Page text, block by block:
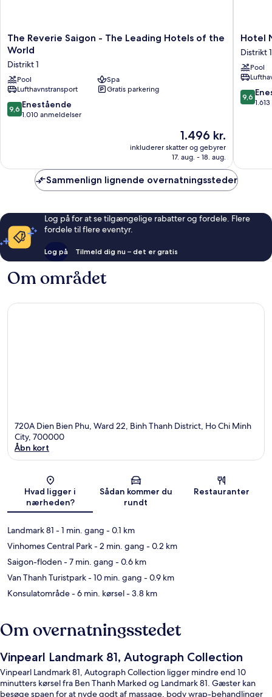
The
Reverie
-
The
Leading
Hotels
of
The Reverie Saigon - The Leading Hotels of the
World
Distrikt 1
Pool
Spa
Lufthavnstransport
Gratis parkering
9.6
ud
anmeldelser
9,6 Enestående
1.010 anmeldelser
Prisen
er
1.496 kr.
1.496 kr.
inkluderer skatter og gebyrer
17. aug. - 18. aug.
Hotel
Nikko
Saigon
Distrikt
1
Hotel
Distrikt 1
Pool
9.6
ud
9,6
Sammenlign lignende overnatningssteder
Log på for at se tilgængelige rabatter og fordele. Flere
fordele til flere eventyr.
Log på Tilmeld dig nu – det er gratis
Om området
720A Dien Bien Phu, Ward 22, Binh Thanh District, Ho Chi Minh
City, 700000
Åbn kort
Hvad ligger i
nærheden?
Sådan kommer du
rundt
Restauranter
Landmark 81 - 1 min. gang - 0.1 km
Vinhomes Central Park- 2 min. gang - 0.2 km
Saigon-floden- 7 min. gang - 0.6 km
Van Thanh Turistpark- 10 min. gang - 0.9 km
Konsulatområde- 6 min. kørsel- 3.8 km
Om overnatningsstedet
Vinpearl Landmark 81, Autograph Collection
Vinpearl Landmark 81, Autograph Collection ligger mindre end 10
minutters kørsel fra Ben Thanh Marked og Landmark 81. Gæster kan
besøge spaen for at nyde godt af massage, body wrap-behandlinger